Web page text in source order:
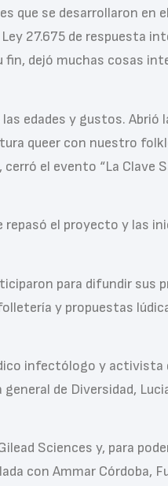
que se desarrollaron en
27.675 de respuesta
fin, dejó muchas cosas
edades y gustos. Abrió
queer con nuestro
el evento “La Clave
repasó el proyecto y las
para difundir sus
y propuestas
infectólogo y
de Diversidad,
Sciences y, para
con Ammar Córdoba,